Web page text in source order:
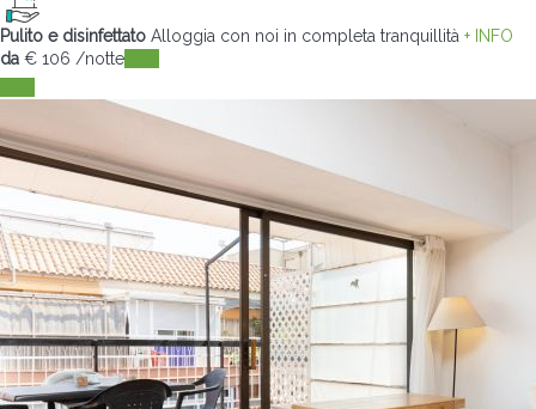
Pulito e disinfettato Alloggia con noi in completa tranquillità + INFO
da € 106 /notte